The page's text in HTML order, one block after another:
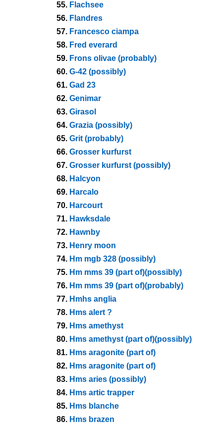
55. Flachsee
56. Flandres
57. Francesco ciampa
58. Fred everard
59. Frons olivae (probably)
60. G-42 (possibly)
61. Gad 23
62. Genimar
63. Girasol
64. Grazia (possibly)
65. Grit (probably)
66. Grosser kurfurst
67. Grosser kurfurst (possibly)
68. Halcyon
69. Harcalo
70. Harcourt
71. Hawksdale
72. Hawnby
73. Henry moon
74. Hm mgb 328 (possibly)
75. Hm mms 39 (part of)(possibly)
76. Hm mms 39 (part of)(probably)
77. Hmhs anglia
78. Hms alert ?
79. Hms amethyst
80. Hms amethyst (part of)(possibly)
81. Hms aragonite (part of)
82. Hms aragonite (part of)
83. Hms aries (possibly)
84. Hms artic trapper
85. Hms blanche
86. Hms brazen